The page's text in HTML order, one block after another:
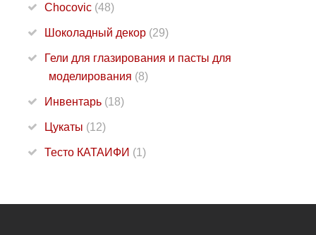
Chocovic (48)
Шоколадный декор (29)
Гели для глазирования и пасты для
моделирования (8)
Инвентарь (18)
Цукаты (12)
Тесто КАТАИФИ (1)